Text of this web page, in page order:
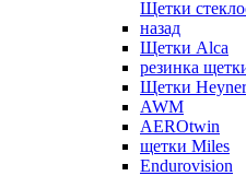
Щетки
назад
Щетки Alca
резинка
Щетки Heyner
AWM
AEROtwin
щетки Miles
Endurovision